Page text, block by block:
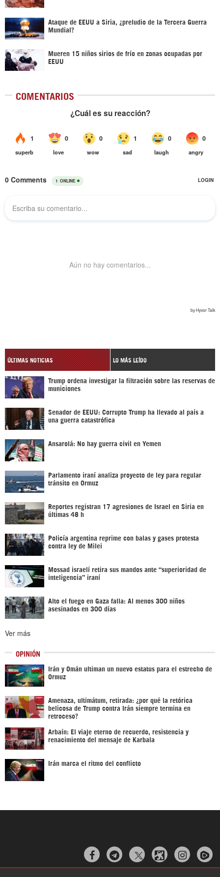
Ataque de EEUU a Siria, ¿preludio de la Tercera Guerra
Mundial?
Mueren 15 niños sirios de frío en zonas ocupadas por
EEUU
COMENTARIOS
ÚLTIMAS NOTICIAS LO MÁS LEÍDO
Trump ordena investigar la filtración sobre las reservas de
municiones
Senador de EEUU: Corrupto Trump ha llevado al país a
una guerra catastrófica
Ansarolá: No hay guerra civil en Yemen
Parlamento iraní analiza proyecto de ley para regular
tránsito en Ormuz
Reportes registran 17 agresiones de Israel en Siria en
últimas 48 h
Policía argentina reprime con balas y gases protesta
contra ley de Milei
Mossad israelí retira sus mandos ante “superioridad de
inteligencia” iraní
Alto el fuego en Gaza falla: Al menos 300 niños
asesinados en 300 días
Ver más
OPINIÓN
Irán y Omán ultiman un nuevo estatus para el estrecho de
Ormuz
Amenaza, ultimátum, retirada: ¿por qué la retórica
belicosa de Trump contra Irán siempre termina en
retroceso?
Arbaín: El viaje eterno de recuerdo, resistencia y
renacimiento del mensaje de Karbala
Irán marca el ritmo del conflicto
  